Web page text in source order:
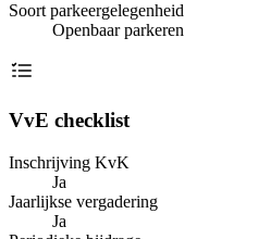
Soort parkeergelegenheid
Openbaar parkeren
VvE checklist
Inschrijving KvK
Ja
Jaarlijkse vergadering
Ja